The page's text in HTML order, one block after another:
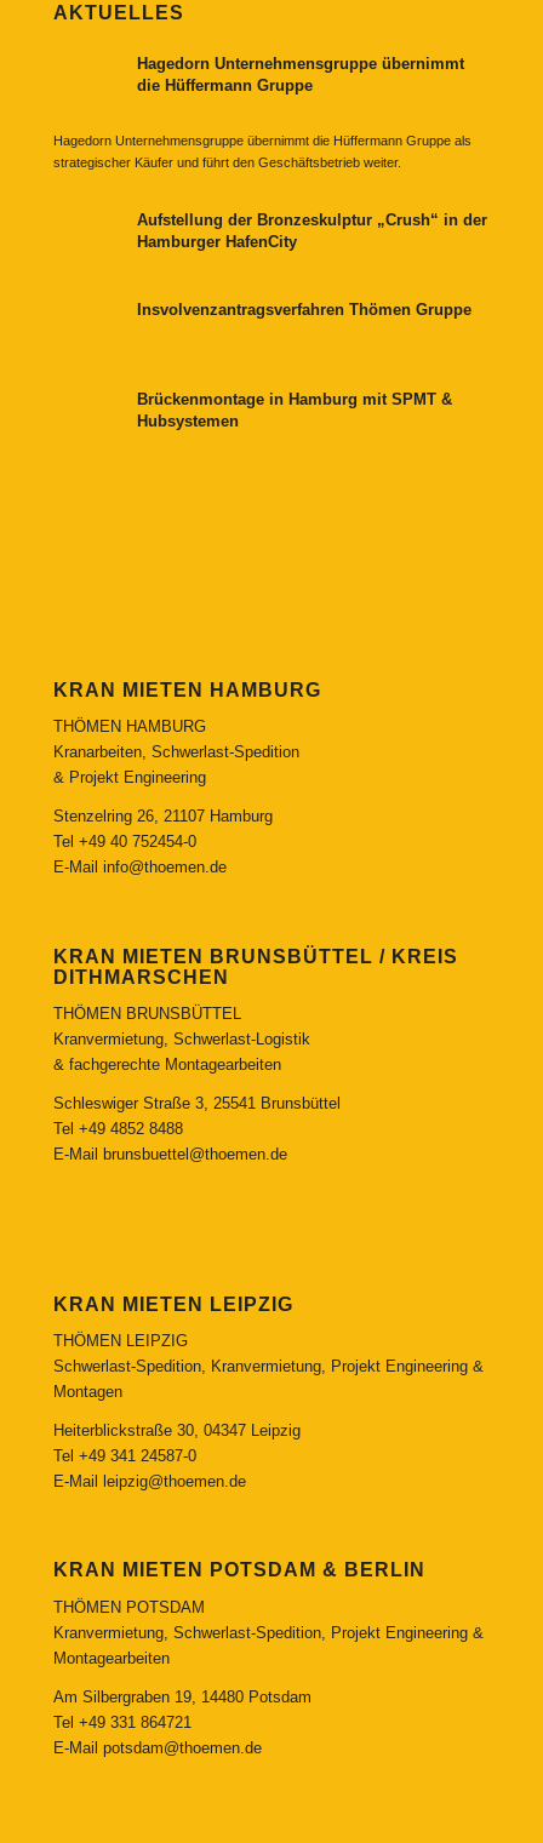
AKTUELLES
Hagedorn Unternehmensgruppe übernimmt
die Hüffermann Gruppe
Hagedorn Unternehmensgruppe übernimmt die Hüffermann Gruppe als
strategischer Käufer und führt den Geschäftsbetrieb weiter.
Aufstellung der Bronzeskulptur „Crush“ in der
Hamburger HafenCity
Insvolvenzantragsverfahren Thömen Gruppe
Brückenmontage in Hamburg mit SPMT &
Hubsystemen
KRAN MIETEN HAMBURG
THÖMEN HAMBURG
Kranarbeiten, Schwerlast-Spedition
& Projekt Engineering
Stenzelring 26, 21107 Hamburg
Tel +49 40 752454-0
E-Mail info@thoemen.de
KRAN MIETEN BRUNSBÜTTEL / KREIS
DITHMARSCHEN
THÖMEN BRUNSBÜTTEL
Kranvermietung, Schwerlast-Logistik
& fachgerechte Montagearbeiten
Schleswiger Straße 3, 25541 Brunsbüttel
Tel +49 4852 8488
E-Mail
brunsbuettel@thoemen.de
KRAN MIETEN LEIPZIG
THÖMEN LEIPZIG
Schwerlast-Spedition, Kranvermietung, Projekt Engineering &
Montagen
Heiterblickstraße 30, 04347 Leipzig
Tel +49 341 24587-0
E-Mail
leipzig@thoemen.de
KRAN MIETEN POTSDAM & BERLIN
THÖMEN POTSDAM
Kranvermietung, Schwerlast-Spedition, Projekt Engineering &
Montagearbeiten
Am Silbergraben 19, 14480 Potsdam
Tel +49 331 864721
E-Mail potsdam@thoemen.de